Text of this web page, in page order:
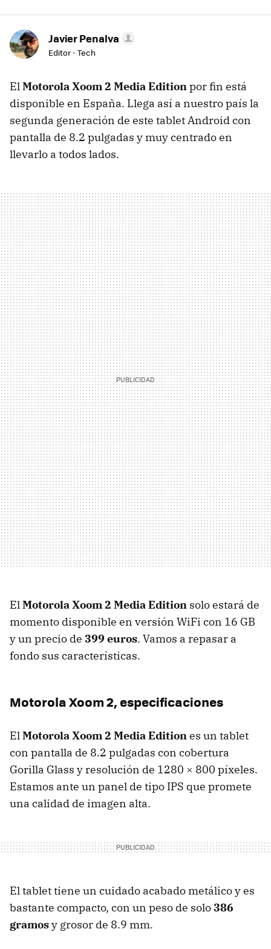
Javier Penalva
Editor - Tech
ElMotorola Xoom 2 Media Editionpor fin está
disponible en España. Llega así a nuestro país la
segunda generación de este tablet Android con
pantalla de 8.2 pulgadas y muy centrado en
llevarlo a todos lados.
ElMotorola Xoom 2 Media Edition solo estará de
momento disponible en versión WiFi con 16 GB
y un precio de 399 euros. Vamos a repasar a
fondo sus características.
Motorola Xoom 2, especificaciones
ElMotorola Xoom 2 Media Editiones un tablet
con pantalla de 8.2 pulgadas con cobertura
Gorilla Glass y resolución de 1280 × 800 píxeles.
Estamos ante un panel de tipo IPS que promete
una calidad de imagen alta.
El tablet tiene un cuidado acabado metálico y es
bastante compacto, con un peso de solo386
gramosy grosor de 8.9 mm.